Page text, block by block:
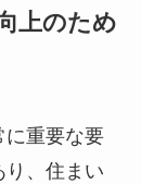
上のため
に重要な要
、住まい